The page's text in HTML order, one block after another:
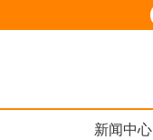
新闻中心